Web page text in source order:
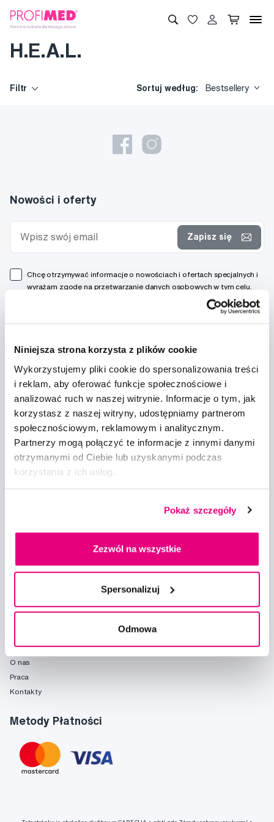
Niniejsza strona korzysta z plików cookie
Wykorzystujemy pliki cookie do spersonalizowania treści
i reklam, aby oferować funkcje społecznościowe i
analizować ruch w naszej witrynie. Informacje o tym, jak
korzystasz z naszej witryny, udostępniamy partnerom
społecznościowym, reklamowym i analitycznym.
Partnerzy mogą połączyć te informacje z innymi danymi
otrzymanymi od Ciebie lub uzyskanymi podczas
korzystania z ich usług.
Pokaż szczegóły
Zezwól na wszystkie
Spersonalizuj
Odmowa
H.E.A.L.
Filtr Sortuj według: Bestsellery
Doradzimy
info@profimed.com
Zapytaj o poradę
Wszystko o zakupach
Warunki handlowe
Sposoby dostawy
Warto spróbować
Marki
Fridababy
O spółce
O nas
Praca
Kontakty
Metody Płatności
Nowości i oferty
Zapisz się
Chcę otrzymywać informacje o nowościach i ofertach specjalnych i
wyrażam zgodę na przetwarzanie danych osobowychw tym celu.